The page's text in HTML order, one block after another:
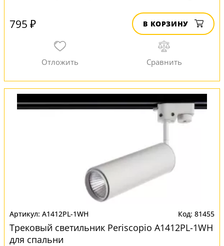
795 ₽ В КОРЗИНУ
A1412PL-1WH 81455
Трековый светильник Periscopio A1412PL-1WH
для спальни